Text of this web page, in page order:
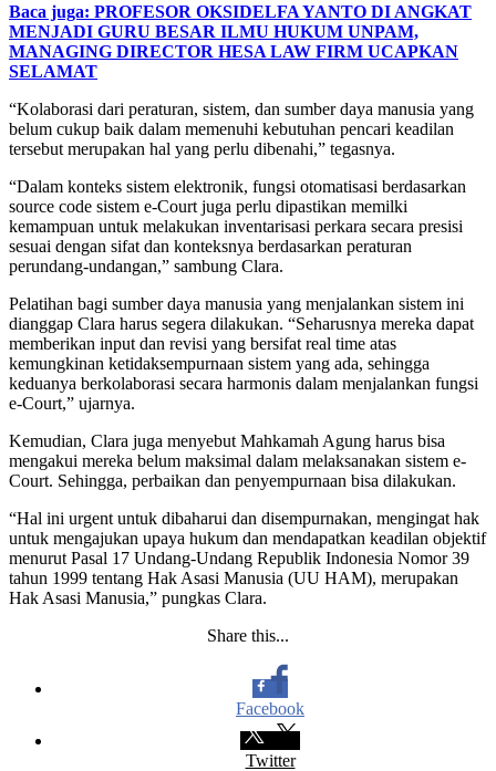
Baca juga: PROFESOR OKSIDELFA YANTO DI ANGKAT
MENJADI GURU BESAR ILMU HUKUM UNPAM,
MANAGING DIRECTOR HESA LAW FIRM UCAPKAN
SELAMAT
“Kolaborasi dari peraturan, sistem, dan sumber daya manusia yang
belum cukup baik dalam memenuhi kebutuhan pencari keadilan
tersebut merupakan hal yang perlu dibenahi,” tegasnya.
“Dalam konteks sistem elektronik, fungsi otomatisasi berdasarkan
source code sistem e-Court juga perlu dipastikan memilki
kemampuan untuk melakukan inventarisasi perkara secara presisi
sesuai dengan sifat dan konteksnya berdasarkan peraturan
perundang-undangan,” sambung Clara.
Pelatihan bagi sumber daya manusia yang menjalankan sistem ini
dianggap Clara harus segera dilakukan. “Seharusnya mereka dapat
memberikan input dan revisi yang bersifat real time atas
kemungkinan ketidaksempurnaan sistem yang ada, sehingga
keduanya berkolaborasi secara harmonis dalam menjalankan fungsi
e-Court,” ujarnya.
Kemudian, Clara juga menyebut Mahkamah Agung harus bisa
mengakui mereka belum maksimal dalam melaksanakan sistem e-
Court. Sehingga, perbaikan dan penyempurnaan bisa dilakukan.
“Hal ini urgent untuk dibaharui dan disempurnakan, mengingat hak
untuk mengajukan upaya hukum dan mendapatkan keadilan objektif
menurut Pasal 17 Undang-Undang Republik Indonesia Nomor 39
tahun 1999 tentang Hak Asasi Manusia (UU HAM), merupakan
Hak Asasi Manusia,” pungkas Clara.
Share this...
Facebook
Twitter